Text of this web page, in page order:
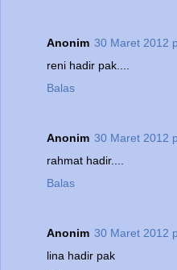
Anonim 30 Maret 2012
reni hadir pak....
Balas
Anonim 30 Maret 2012
rahmat hadir....
Balas
Anonim 30 Maret 2012
lina hadir pak